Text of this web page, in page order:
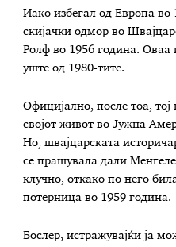
Иако избегал од Европа
скијачки одмор во
Ролф во 1956 година. Оваа
уште од 1980-тите.
Официјално, после тоа,
својот живот во Јужна
Но, швајцарската
се прашувала дали
клучно, откако по него
потерница во 1959 година.
Бослер, истражувајќи ја